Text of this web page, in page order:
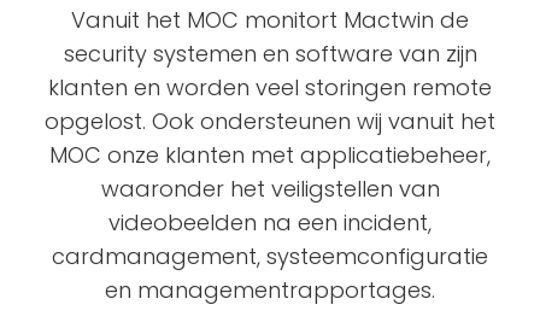
Vanuit het MOC monitort Mactwin de
security systemen en software van zijn
klanten en worden veel storingen remote
opgelost. Ook ondersteunen wij vanuit het
MOC onze klanten met applicatiebeheer,
waaronder het veiligstellen van
videobeelden na een incident,
cardmanagement, systeemconfiguratie
en managementrapportages.